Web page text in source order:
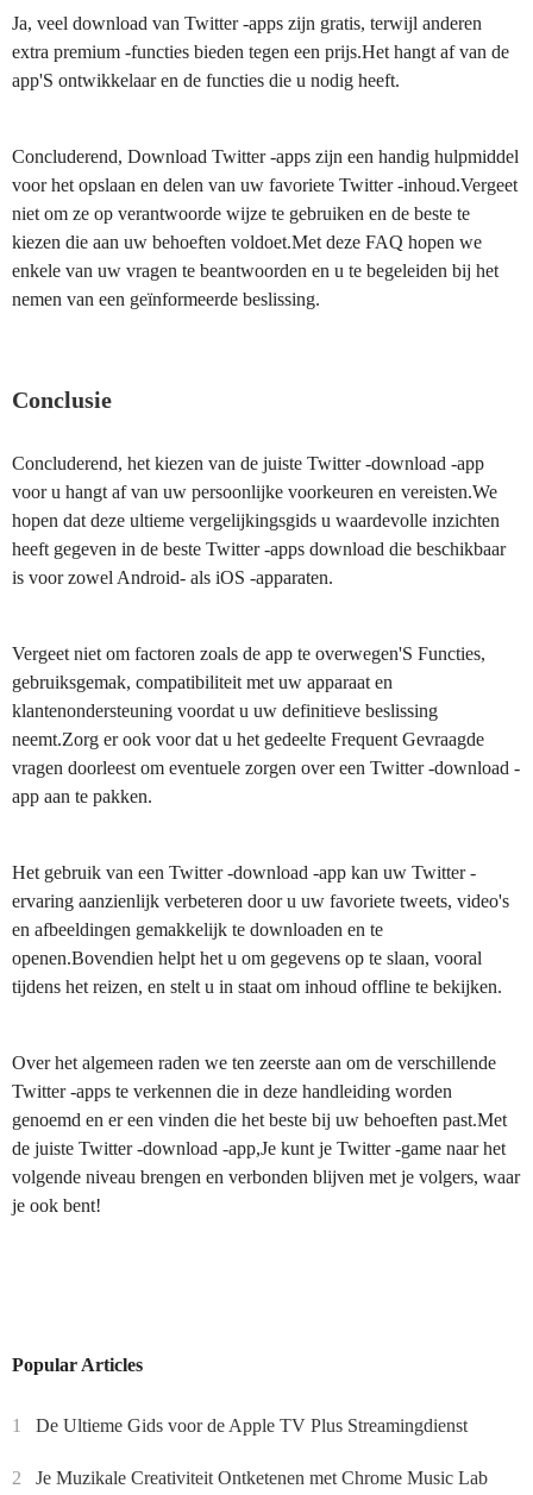
Ja, veel download van Twitter -apps zijn gratis, terwijl anderen
extra premium -functies bieden tegen een prijs.Het hangt af van de
app'S ontwikkelaar en de functies die u nodig heeft.
Concluderend, Download Twitter -apps zijn een handig hulpmiddel
voor het opslaan en delen van uw favoriete Twitter -inhoud.Vergeet
niet om ze op verantwoorde wijze te gebruiken en de beste te
kiezen die aan uw behoeften voldoet.Met deze FAQ hopen we
enkele van uw vragen te beantwoorden en u te begeleiden bij het
nemen van een geïnformeerde beslissing.
Conclusie
Concluderend, het kiezen van de juiste Twitter -download -app
voor u hangt af van uw persoonlijke voorkeuren en vereisten.We
hopen dat deze ultieme vergelijkingsgids u waardevolle inzichten
heeft gegeven in de beste Twitter -apps download die beschikbaar
is voor zowel Android- als iOS -apparaten.
Vergeet niet om factoren zoals de app te overwegen'S Functies,
gebruiksgemak, compatibiliteit met uw apparaat en
klantenondersteuning voordat u uw definitieve beslissing
neemt.Zorg er ook voor dat u het gedeelte Frequent Gevraagde
vragen doorleest om eventuele zorgen over een Twitter -download -
app aan te pakken.
Het gebruik van een Twitter -download -app kan uw Twitter -
ervaring aanzienlijk verbeteren door u uw favoriete tweets, video's
en afbeeldingen gemakkelijk te downloaden en te
openen.Bovendien helpt het u om gegevens op te slaan, vooral
tijdens het reizen, en stelt u in staat om inhoud offline te bekijken.
Over het algemeen raden we ten zeerste aan om de verschillende
Twitter -apps te verkennen die in deze handleiding worden
genoemd en er een vinden die het beste bij uw behoeften past.Met
de juiste Twitter -download -app,Je kunt je Twitter -game naar het
volgende niveau brengen en verbonden blijven met je volgers, waar
je ook bent!
Popular Articles
1 De Ultieme Gids voor de Apple TV Plus Streamingdienst
2 Je Muzikale Creativiteit Ontketenen met Chrome Music Lab